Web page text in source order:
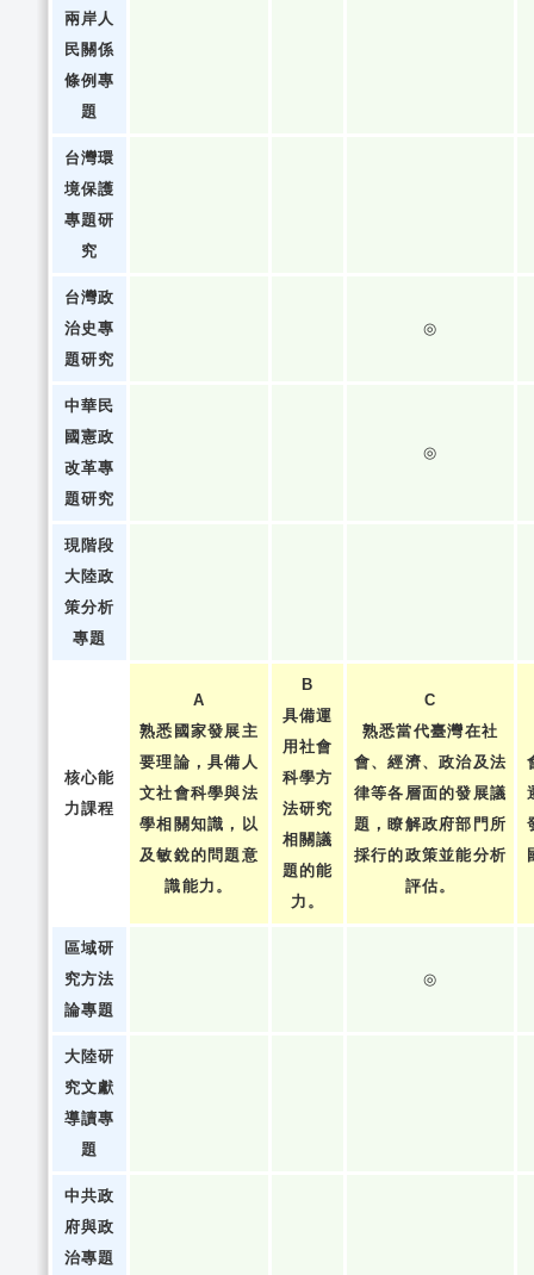
兩岸人
民關係
條例專
題
台灣環
境保護
專題研
究
台灣政
治史專
題研究
◎
中華民
國憲政
改革專
題研究
◎
現階段
大陸政
策分析
專題
核心能
力課程
A
熟悉國家發展主
要理論，具備人
文社會科學與法
學相關知識，以
及敏銳的問題意
識能力。
B
具備運
用社會
科學方
法研究
相關議
題的能
力。
C
熟悉當代臺灣在社
會、經濟、政治及法
律等各層面的發展議
題，瞭解政府部門所
採行的政策並能分析
評估。
區域研
究方法
論專題
◎
大陸研
究文獻
導讀專
題
中共政
府與政
治專題